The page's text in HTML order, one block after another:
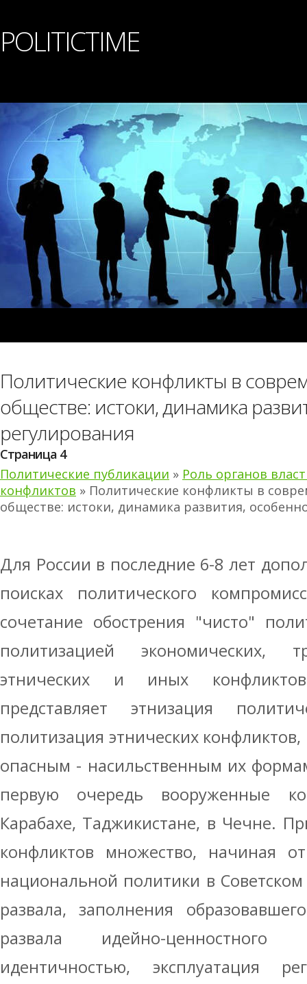
POLITICTIME
Политические конфликты в
обществе: истоки, динамика
регулирования
Страница 4
Политические публикации » Роль органов
конфликтов » Политические конфликты в
обществе: истоки, динамика развития,
Для России в последние 6-8 лет
поисках политического
сочетание обострения "чисто"
политизацией экономических,
этнических и иных
представляет этнизация
политизация этнических
опасным - насильственным их
первую очередь вооруженные
Карабахе, Таджикистане, в Чечне.
конфликтов множество, начиная
национальной политики в
развала, заполнения
развала идейно-ценностного
идентичностью, эксплуатация